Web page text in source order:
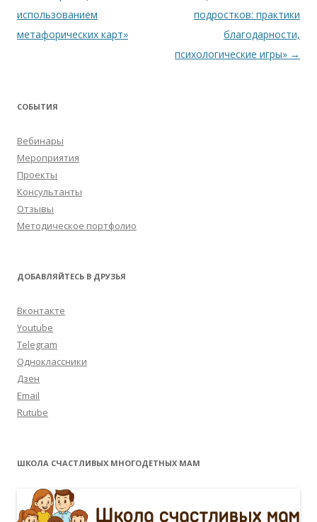
использованием
метафорических карт»
подростков: практики
благодарности,
психологические игры» →
СОБЫТИЯ
Вебинары
Мероприятия
Проекты
Консультанты
Отзывы
Методическое портфолио
ДОБАВЛЯЙТЕСЬ В ДРУЗЬЯ
Вконтакте
Youtube
Telegram
Одноклассники
Дзен
Email
Rutube
ШКОЛА СЧАСТЛИВЫХ МНОГОДЕТНЫХ МАМ